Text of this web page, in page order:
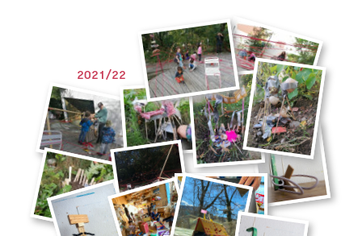
2021/22